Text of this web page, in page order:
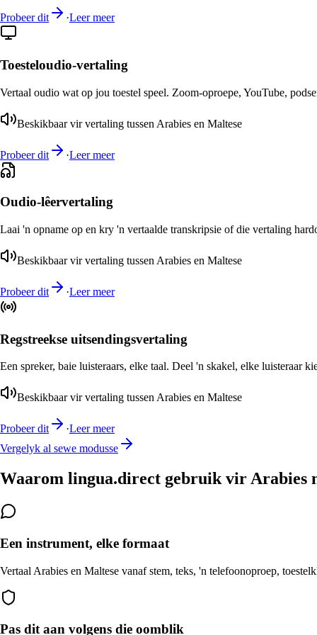
Probeer dit ·Leer meer
Toesteloudio-vertaling
Vertaal oudio wat op jou toestel speel. Zoom-oproepe, YouTube,
Beskikbaar vir vertaling tussen Arabies en Maltese
Probeer dit ·Leer meer
Oudio-lêervertaling
Laai 'n opname op en kry 'n vertaalde transkripsie of die vertaling
Beskikbaar vir vertaling tussen Arabies en Maltese
Probeer dit ·Leer meer
Regstreekse uitsendingsvertaling
Een spreker, baie luisteraars, elke taal. Deel 'n skakel, elke luisteraar
Beskikbaar vir vertaling tussen Arabies en Maltese
Probeer dit ·Leer meer
Vergelyk al sewe modusse
Waarom lingua.direct gebruik vir Arabies
Een instrument, elke formaat
Vertaal Arabies en Maltese vanaf stem, teks, 'n telefoonoproep,
Pas dit aan volgens die oomblik